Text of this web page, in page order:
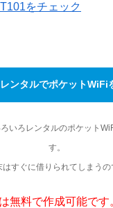
をチェック
ンタルでポケットWiFi
いろレンタルのポケット
す。
はすぐに借りられてしまうの
無料で作成可能です